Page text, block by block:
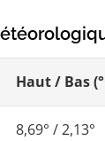
Haut / Bas
8,69° / 2,13°